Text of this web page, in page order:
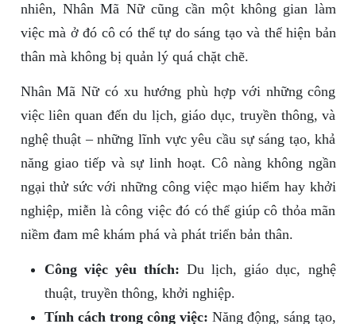
nhiên, Nhân Mã Nữ cũng cần một không gian làm
việc mà ở đó cô có thể tự do sáng tạo và thể hiện bản
thân mà không bị quản lý quá chặt chẽ.
Nhân Mã Nữ có xu hướng phù hợp với những công
việc liên quan đến du lịch, giáo dục, truyền thông, và
nghệ thuật – những lĩnh vực yêu cầu sự sáng tạo, khả
năng giao tiếp và sự linh hoạt. Cô nàng không ngần
ngại thử sức với những công việc mạo hiểm hay khởi
nghiệp, miễn là công việc đó có thể giúp cô thỏa mãn
niềm đam mê khám phá và phát triển bản thân.
Công việc yêu thích: Du lịch, giáo dục, nghệ
thuật, truyền thông, khởi nghiệp.
Tính cách trong công việc: Năng động, sáng tạo,